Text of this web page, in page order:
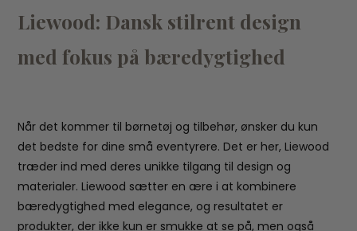
Liewood: Dansk stilrent design
med fokus på bæredygtighed
Når det kommer til børnetøj og tilbehør, ønsker du kun
det bedste for dine små eventyrere. Det er her, Liewood
træder ind med deres unikke tilgang til design og
materialer. Liewood sætter en ære i at kombinere
bæredygtighed med elegance, og resultatet er
produkter, der ikke kun er smukke at se på, men også